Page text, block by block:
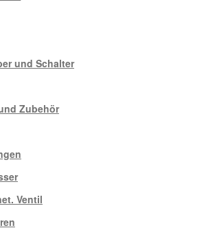
und Schalter
Zubehör
Ventil